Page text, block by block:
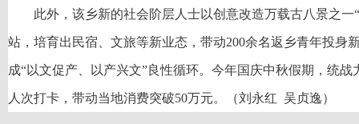
此外，该乡新的社会阶层人士以创意改造万载古八景之一
站，培育出民宿、文旅等新业态，带动200余名返乡青年投身
成“以文促产、以产兴文”良性循环。今年国庆中秋假期，统
人次打卡，带动当地消费突破50万元。（刘永红 吴贞逸）